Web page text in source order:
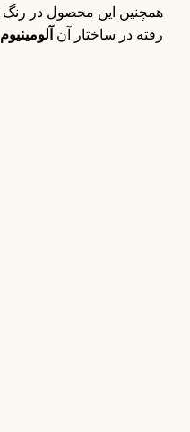
همچنین این محصول در رنگ
رفته در ساختار آن آلومینیوم